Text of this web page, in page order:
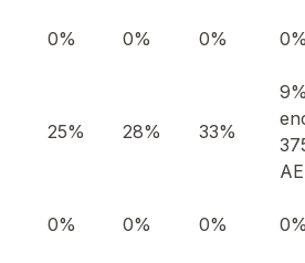
0% 0% 0%
25% 28% 33%
0% 0% 0%